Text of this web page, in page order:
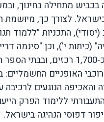
בכביש מתחילה בחינוך,
לצורך כך,
התכניות "ללמוד
(כיתות י'), וכן "סינמה
האופניים
והאכיפה הנוגעים
התעבורתי ללימוד הפרק
דפוסי הנהיגה בישראל.